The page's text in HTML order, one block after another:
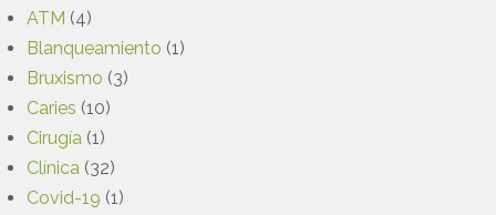
ATM (4)
Blanqueamiento (1)
Bruxismo (3)
Caries (10)
Cirugía (1)
Clínica (32)
Covid-19 (1)